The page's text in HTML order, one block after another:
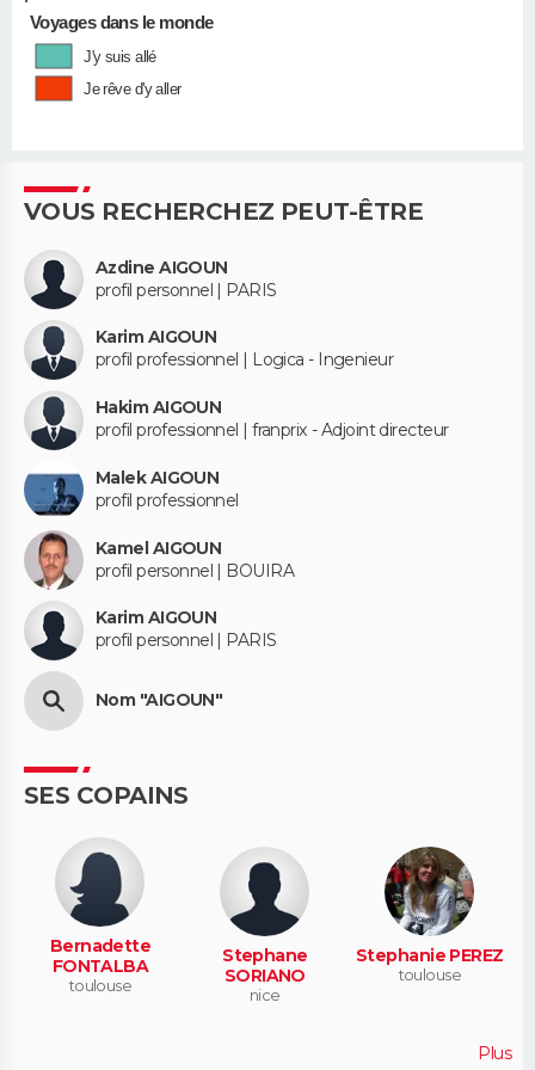
Voyages dans le monde
J'y suis allé
Je rêve d'y aller
VOUS RECHERCHEZ PEUT-ÊTRE
Azdine AIGOUN
profil personnel | PARIS
Karim AIGOUN
profil professionnel | Logica - Ingenieur
Hakim AIGOUN
profil professionnel | franprix - Adjoint directeur
Malek AIGOUN
profil professionnel
Kamel AIGOUN
profil personnel | BOUIRA
Karim AIGOUN
profil personnel | PARIS
Nom "AIGOUN"
SES COPAINS
Bernadette
FONTALBA
toulouse
Stephane
SORIANO
nice
Stephanie PEREZ
toulouse
Plus